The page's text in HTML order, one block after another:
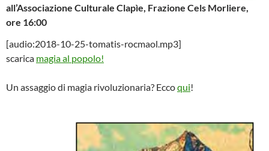
all’Associazione Culturale Clapìe, Frazione Cels Morliere,
ore 16:00
[audio:2018-10-25-tomatis-rocmaol.mp3]
scarica magia al popolo!
Un assaggio di magia rivoluzionaria? Eccoqui!